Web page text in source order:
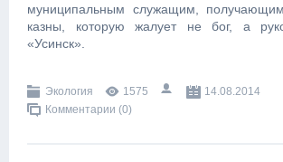
муниципальным служащим,
казны, которую жалует не бог, а
«Усинск».
Экология 1575
14.08.2014
Комментарии (0)